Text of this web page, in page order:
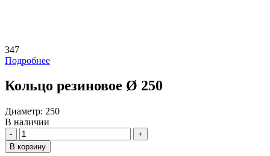
347
Подробнее
Кольцо резиновое Ø 250
Диаметр: 250
В наличии
Количество
В корзину